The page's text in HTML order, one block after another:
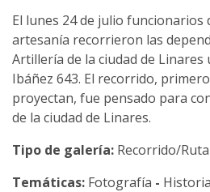
El lunes 24 de julio funcionarios
artesanía recorrieron las
Artillería de la ciudad de Linares
Ibáñez 643. El recorrido,
proyectan, fue pensado para
de la ciudad de Linares.
Tipo de galería: Recorrido/
Temáticas: Fotografía - Historia